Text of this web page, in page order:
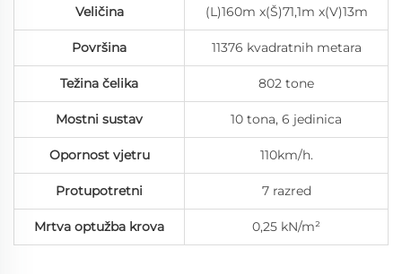
Veličina (L)160m x(Š)71,1m x(V)13m
Površina 11376 kvadratnih metara
Težina čelika 802 tone
Mostni sustav 10 tona, 6 jedinica
Opornost vjetru 110km/h.
Protupotretni 7 razred
Mrtva optužba krova 0,25 kN/m²